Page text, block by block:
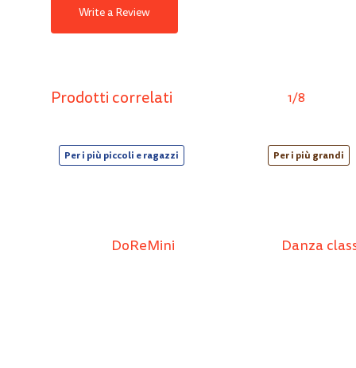
Write a Review
Prodotti correlati 1/8
Per i più piccoli e ragazzi
DoReMini
Per i più grandi
Danza